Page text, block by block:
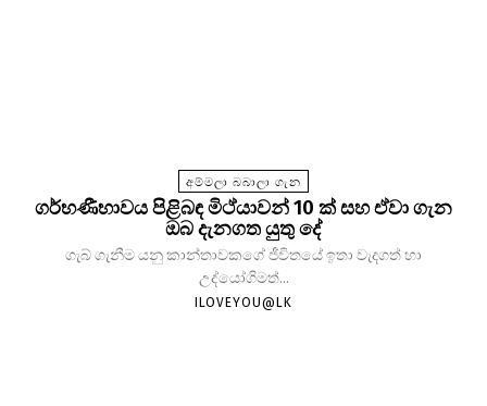
අම්මලා බබාලා ගැන
ගර්භණීභාවය පිළිබඳ මිථ්යාවන් 10 ක් සහ ඒවා ගැන
ඔබ දැනගත යුතු දේ
ගැබ් ගැනීම යනු කාන්තාවකගේ ජීවිතයේ ඉතා වැදගත් හා
උද්යෝගිමත්...
ILOVEYOU@LK